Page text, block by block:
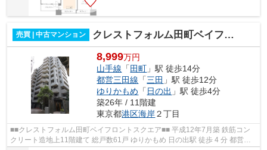
売買 | 中古マンション クレストフォルム田町ベイフロントスクエア
8,999万円
山手線 「 田町 」駅 徒歩14分
都営三田線 「三田 」駅 徒歩12分
ゆりかもめ 「 日の出 」駅 徒歩4分
築26年 / 11階建
東京都港区海岸２丁目
■■クレストフォルム田町ベイフロントスクエア■■ 平成12年7月築 鉄筋コン
クリート造地上11階建て 総戸数61戸 ゆりかもめ 日の出駅 徒歩 4 分 都営三